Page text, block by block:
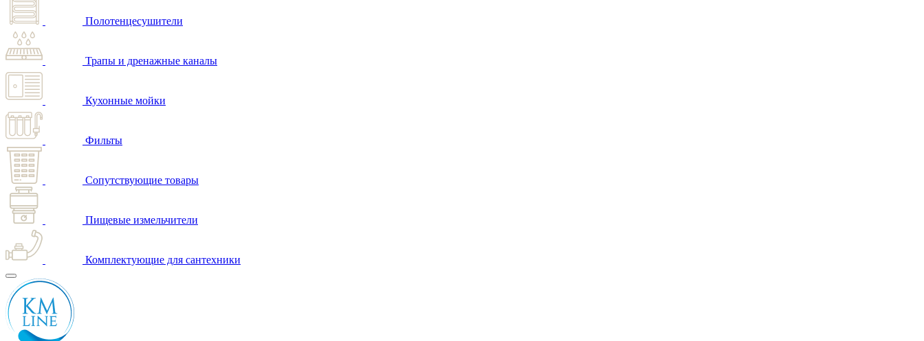
Полотенцесушители
Трапы и дренажные каналы
Кухонные мойки
Фильты
Сопутствующие товары
Пищевые измельчители
Комплектующие для сантехники